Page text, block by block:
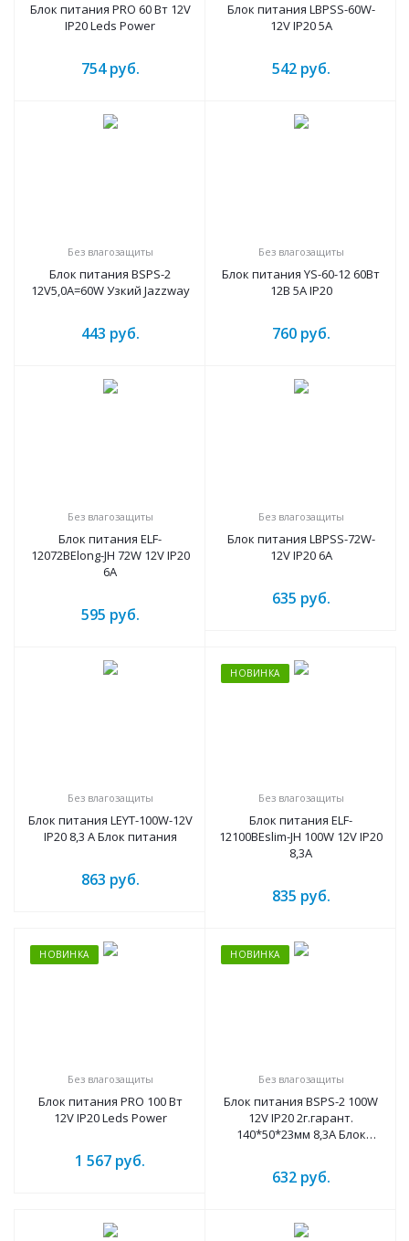
Блок питания PRO 60 Вт 12V
IP20 Leds Power
754руб.
Блок питания LBPSS-60W-
12V IP20 5A
542руб.
Без влагозащиты
Блок питания BSPS-2
12V5,0A=60W Узкий Jazzway
443 руб.
Без влагозащиты
Блок питания YS-60-12 60Вт
12В 5A IP20
760руб.
Без влагозащиты
Блок питания ELF-
12072BElong-JH 72W 12V IP20
6A
595 руб.
Без влагозащиты
Блок питания LBPSS-72W-
12V IP20 6A
635 руб.
Без влагозащиты
Блок питания LEYT-100W-12V
IP20 8,3 A Блок питания
863 руб.
НОВИНКА
Без влагозащиты
Блок питания ELF-
12100BEslim-JH 100W 12V IP20
8,3A
835 руб.
НОВИНКА
Без влагозащиты
Блок питания PRO 100 Вт
12V IP20 Leds Power
1 567 руб.
НОВИНКА
Без влагозащиты
Блок питания BSPS-2 100W
12V IP20 2г.гарант.
140*50*23мм 8,3A Блок
632руб.